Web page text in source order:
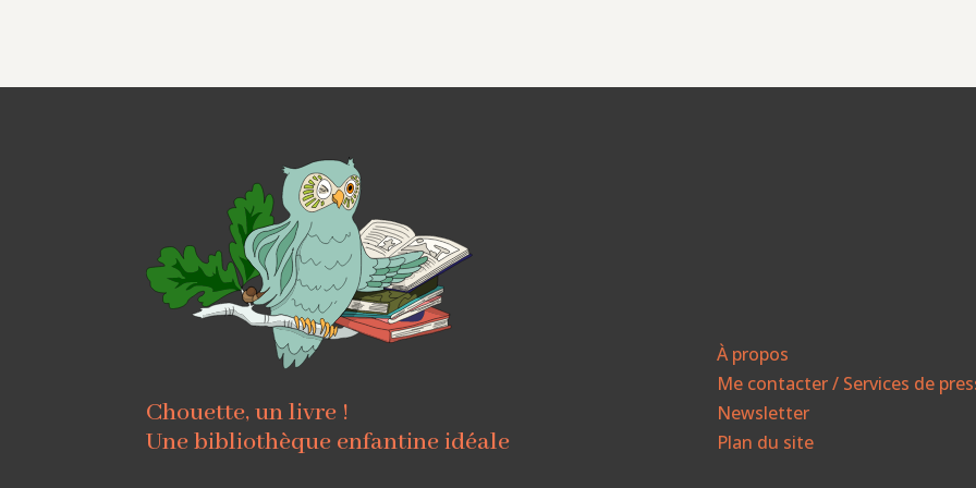
Chouette, un livre !
Une bibliothèque enfantine idéale
À propos
Me contacter / Services de
Newsletter
Plan du site